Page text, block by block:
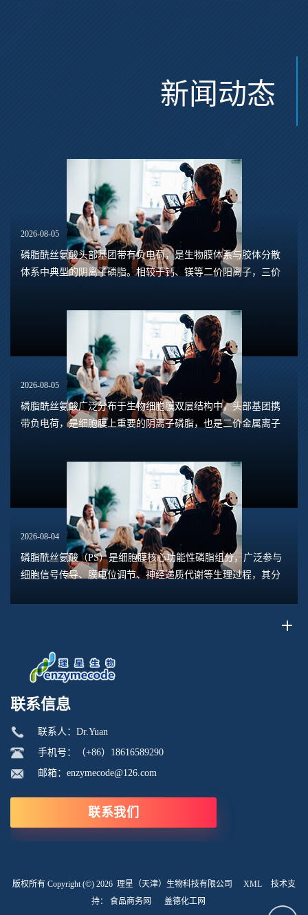
新闻动态
2026-08-05
磷脂酰丝氨酸头部基团带有负电荷，是生物膜体系与胶体分散
体系中典型的阴离子磷脂。相较于钙、镁等二价阳离子，三价
2026-08-05
磷脂酰丝氨酸广泛分布于生物细胞膜双层结构中，头部基团携
带负电荷，是细胞膜上重要的阴离子磷脂，也是二价金属离子
2026-08-04
磷脂酰丝氨酸（PS）是细胞膜核心功能性磷脂组分，广泛参与
细胞信号传导、膜电位调节、神经递质代谢等生理过程，其分
联系信息
联系人：Dr.Yuan
手机号：（+86）18616589290
邮箱：enzymecode@126.com
联系我们
版权所有 Copyright (©) 2026 理星（天津）生物科技有限公司 XML
技术支
持： 食品商务网 盖德化工网